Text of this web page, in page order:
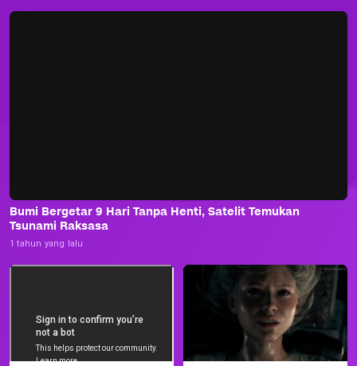
Bumi Bergetar 9 Hari Tanpa Henti, Satelit Temukan
Tsunami Raksasa
1 tahun yang lalu